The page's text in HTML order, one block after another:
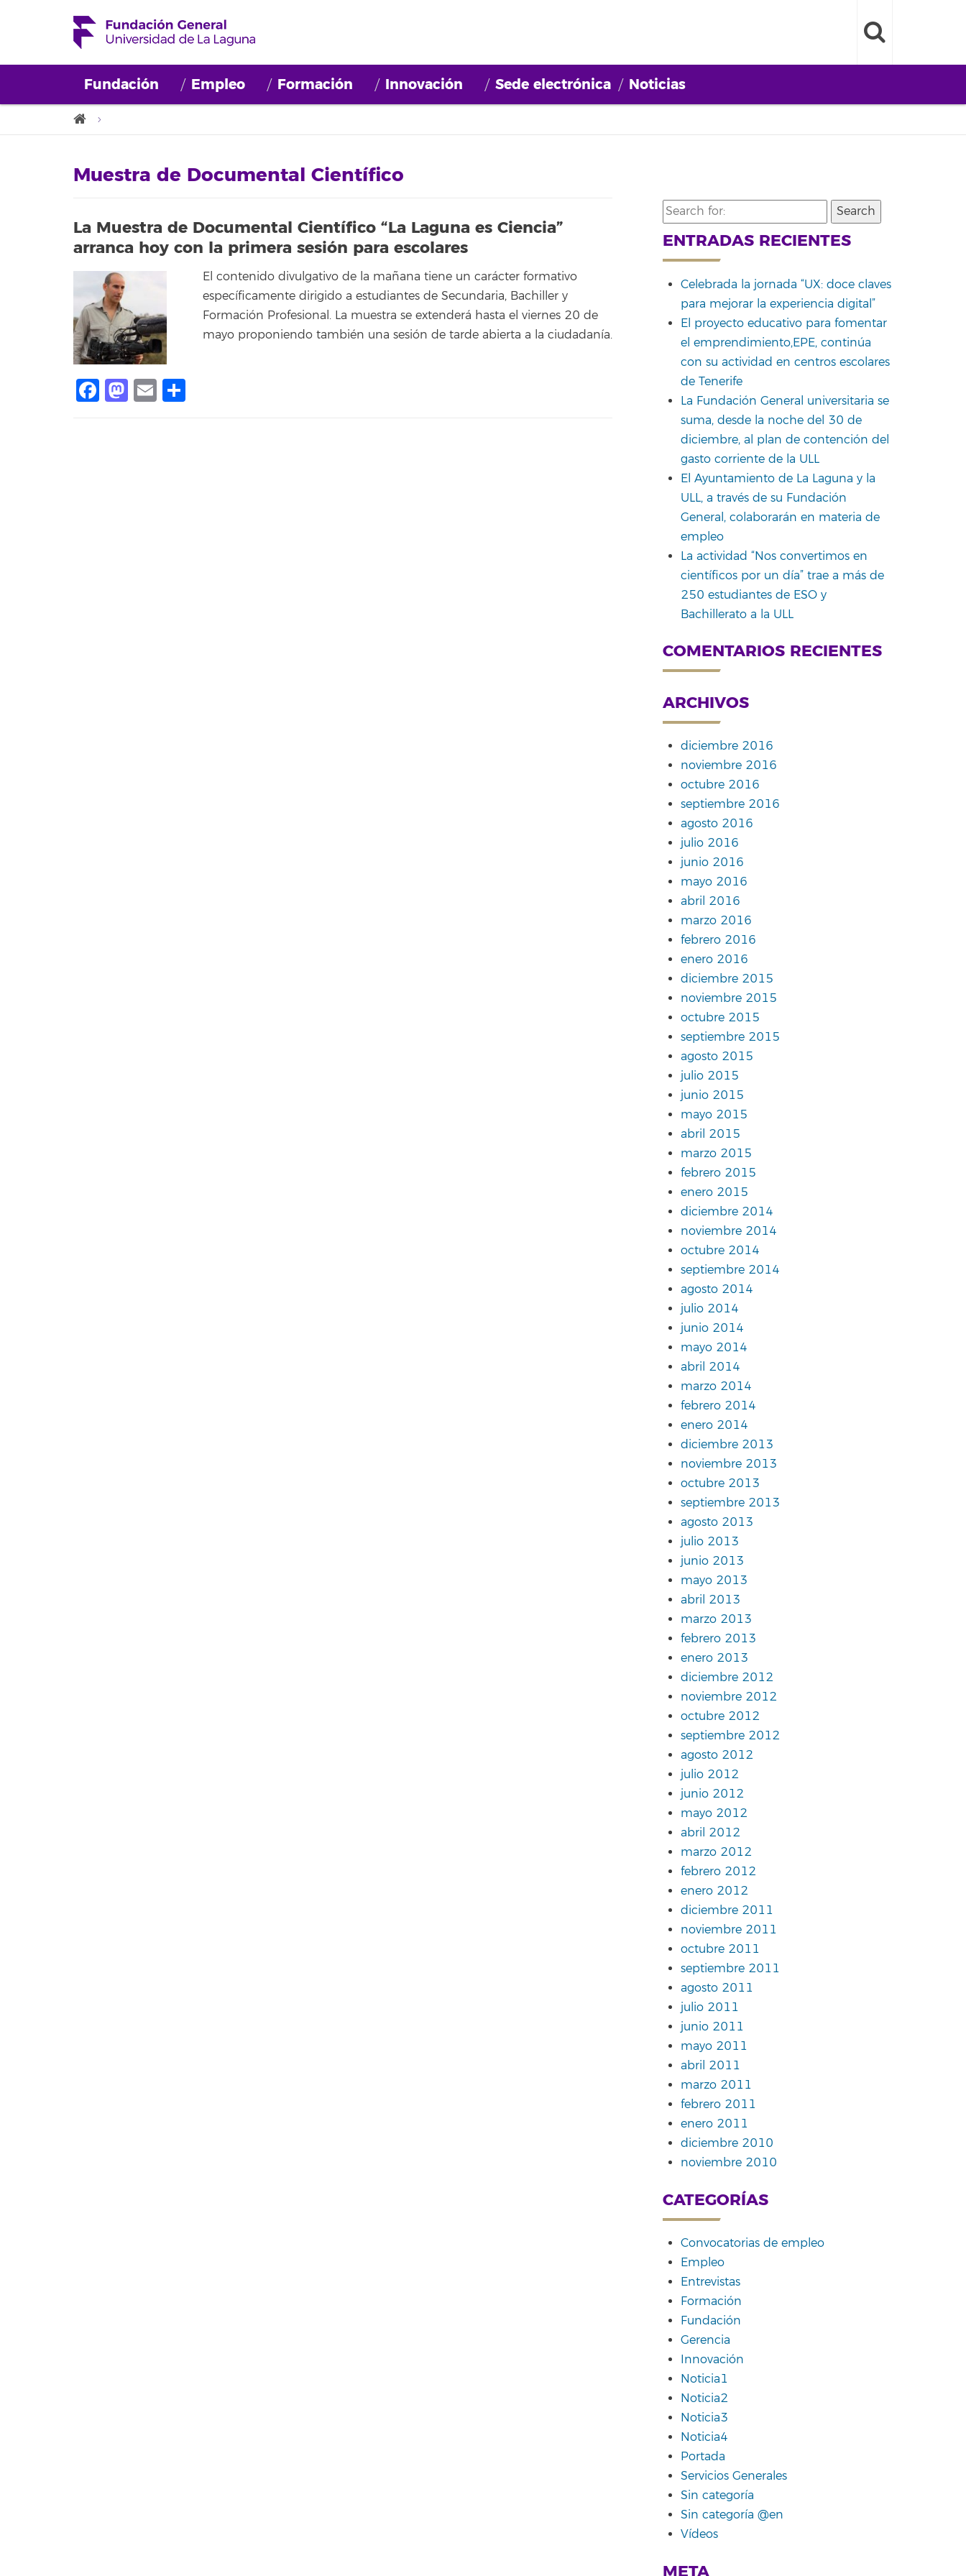
Fundación Empleo Formación Innovación Sede electrónica Noticias
Muestra de Documental Científico
La Muestra de Documental Científico “La Laguna es Ciencia”
arranca hoy con la primera sesión para escolares
El contenido divulgativo de la mañana tiene un carácter formativo
específicamente dirigido a estudiantes de Secundaria, Bachiller y
Formación Profesional. La muestra se extenderá hasta el viernes 20 de
mayo proponiendo también una sesión de tarde abierta a la ciudadanía.
Facebook
Mastodon
Email
Search
for:
ENTRADAS RECIENTES
Celebrada la jornada “UX: doce claves
para mejorar la experiencia digital”
El proyecto educativo para fomentar
el emprendimiento,EPE, continúa
con su actividad en centros escolares
de Tenerife
La Fundación General universitaria se
suma, desde la noche del 30 de
diciembre, al plan de contención del
gasto corriente de la ULL
El Ayuntamiento de La Laguna y la
ULL, a través de su Fundación
General, colaborarán en materia de
empleo
La actividad “Nos convertimos en
científicos por un día” trae a más de
250 estudiantes de ESO y
Bachillerato a la ULL
COMENTARIOS RECIENTES
ARCHIVOS
diciembre 2016
noviembre 2016
octubre 2016
septiembre 2016
agosto 2016
julio 2016
junio 2016
mayo 2016
abril 2016
marzo 2016
febrero 2016
enero 2016
diciembre 2015
noviembre 2015
octubre 2015
septiembre 2015
agosto 2015
julio 2015
junio 2015
mayo 2015
abril 2015
marzo 2015
febrero 2015
enero 2015
diciembre 2014
noviembre 2014
octubre 2014
septiembre 2014
agosto 2014
julio 2014
junio 2014
mayo 2014
abril 2014
marzo 2014
febrero 2014
enero 2014
diciembre 2013
noviembre 2013
octubre 2013
septiembre 2013
agosto 2013
julio 2013
junio 2013
mayo 2013
abril 2013
marzo 2013
febrero 2013
enero 2013
diciembre 2012
noviembre 2012
octubre 2012
septiembre 2012
agosto 2012
julio 2012
junio 2012
mayo 2012
abril 2012
marzo 2012
febrero 2012
enero 2012
diciembre 2011
noviembre 2011
octubre 2011
septiembre 2011
agosto 2011
julio 2011
junio 2011
mayo 2011
abril 2011
marzo 2011
febrero 2011
enero 2011
diciembre 2010
noviembre 2010
CATEGORÍAS
Convocatorias de empleo
Empleo
Entrevistas
Formación
Fundación
Gerencia
Innovación
Noticia1
Noticia2
Noticia3
Noticia4
Portada
Servicios Generales
Sin categoría
Sin categoría @en
Vídeos
META